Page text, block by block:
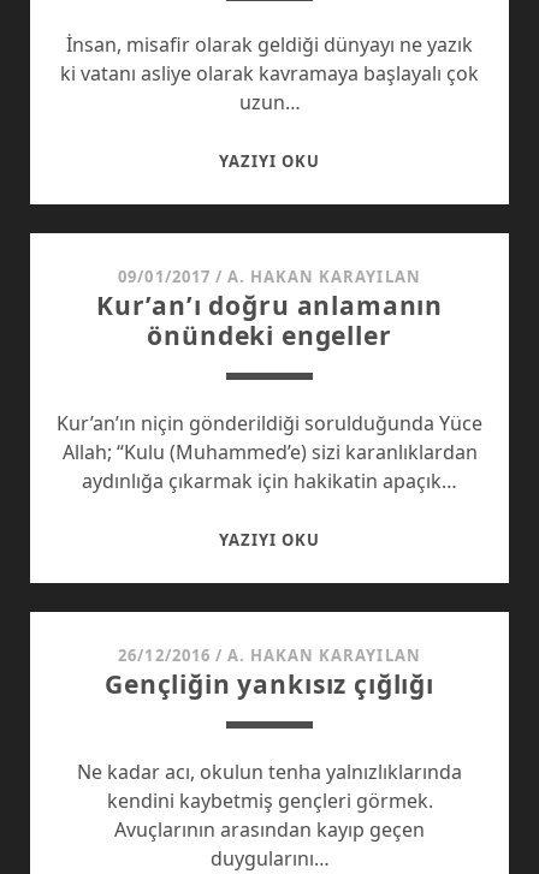
İnsan, misafir olarak geldiği dünyayı ne yazık
ki vatanı asliye olarak kavramaya başlayalı çok
uzun…
YAZIYI OKU
FACEBOOK
VE
BENZERI
09/01/2017 / A. HAKAN KARAYILAN
Kur’an’ı doğru anlamanın
önündeki engeller
Kur’an’ın niçin gönderildiği sorulduğunda Yüce
Allah; “Kulu (Muhammed’e) sizi karanlıklardan
aydınlığa çıkarmak için hakikatin apaçık…
YAZIYI OKU
ENGELLER
26/12/2016 / A. HAKAN KARAYILAN
Gençliğin yankısız çığlığı
Ne kadar acı, okulun tenha yalnızlıklarında
kendini kaybetmiş gençleri görmek.
Avuçlarının arasından kayıp geçen
duygularını…